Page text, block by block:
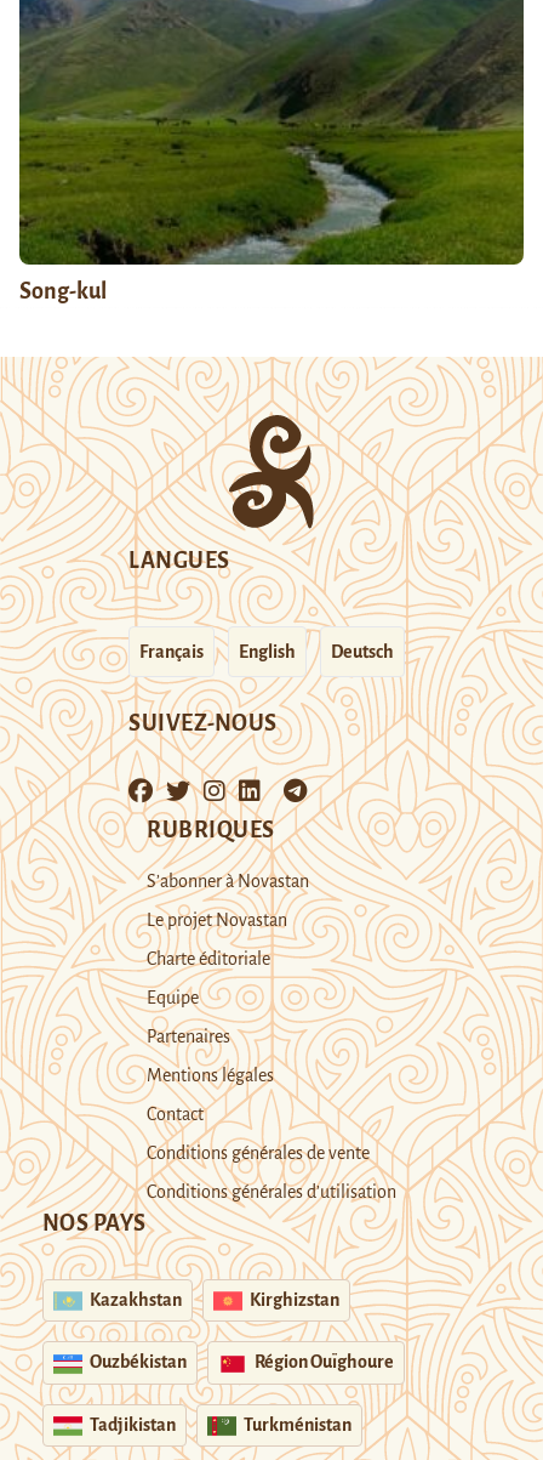
Song-kul
LANGUES
Français English Deutsch
SUIVEZ-NOUS
RUBRIQUES
S’abonner à Novastan
Le projet Novastan
Charte éditoriale
Equipe
Partenaires
Mentions légales
Contact
Conditions générales de vente
Conditions générales d’utilisation
NOS PAYS
Kazakhstan Kirghizstan
Ouzbékistan Région Ouïghoure
Tadjikistan Turkménistan